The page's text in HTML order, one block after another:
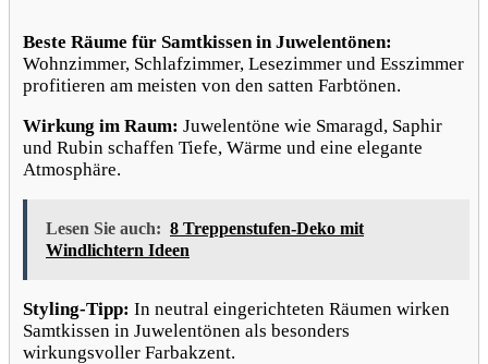
Beste Räume für Samtkissen in Juwelentönen:
Wohnzimmer, Schlafzimmer, Lesezimmer und Esszimmer
profitieren am meisten von den satten Farbtönen.
Wirkung im Raum: Juwelentöne wie Smaragd, Saphir
und Rubin schaffen Tiefe, Wärme und eine elegante
Atmosphäre.
Lesen Sie auch: 8 Treppenstufen-Deko mit
Windlichtern Ideen
Styling-Tipp: In neutral eingerichteten Räumen wirken
Samtkissen in Juwelentönen als besonders
wirkungsvoller Farbakzent.